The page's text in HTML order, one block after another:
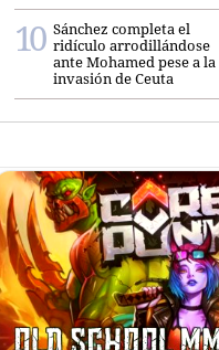
Sánchez completa el
ridículo arrodillándose
ante Mohamed pese a la
invasión de Ceuta